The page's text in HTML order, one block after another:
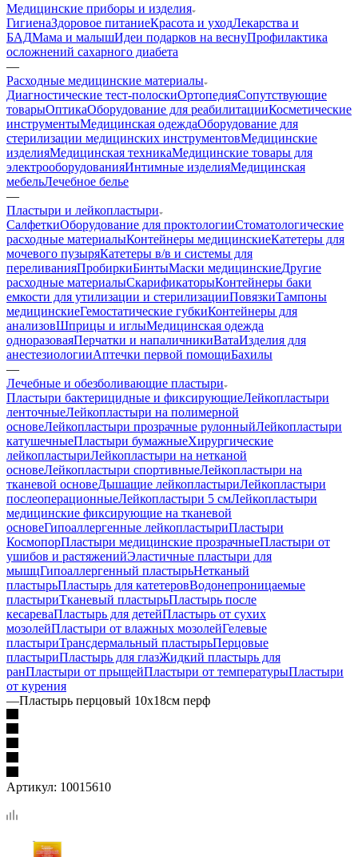
Медицинские приборы и изделия
ГигиенаЗдоровое питаниеКрасота и уходЛекарства и
БАДМама и малышИдеи подарков на веснуПрофилактика
осложнений сахарного диабета
—
Расходные медицинские материалы
Диагностические тест-полоскиОртопедияСопутствующие
товарыОптикаОборудование для реабилитацииКосметические
инструментыМедицинская одеждаОборудование для
стерилизации медицинских инструментовМедицинские
изделияМедицинская техникаМедицинские товары для
электрооборудованияИнтимные изделияМедицинская
мебельЛечебное белье
—
Пластыри и лейкопластыри
СалфеткиОборудование для проктологииСтоматологические
расходные материалыКонтейнеры медицинскиеКатетеры для
мочевого пузыряКатетеры в/в и системы для
переливанияПробиркиБинтыМаски медицинскиеДругие
расходные материалыСкарификаторыКонтейнеры баки
емкости для утилизации и стерилизацииПовязкиТампоны
медицинскиеГемостатические губкиКонтейнеры для
анализовШприцы и иглыМедицинская одежда
одноразоваяПерчатки и напаличникиВатаИзделия для
анестезиологииАптечки первой помощиБахилы
—
Лечебные и обезболивающие пластыри
Пластыри бактерицидные и фиксирующиеЛейкопластыри
ленточныеЛейкопластыри на полимерной
основеЛейкопластыри прозрачные рулонныйЛейкопластыри
катушечныеПластыри бумажныеХирургические
лейкопластыриЛейкопластыри на нетканой
основеЛейкопластыри спортивныеЛейкопластыри на
тканевой основеДышащие лейкопластыриЛейкопластыри
послеоперационныеЛейкопластыри 5 смЛейкопластыри
медицинские фиксирующие на тканевой
основеГипоаллергенные лейкопластыриПластыри
КосмопорПластыри медицинские прозрачныеПластыри от
ушибов и растяженийЭластичные пластыри для
мышцГипоаллергенный пластырьНетканый
пластырьПластырь для катетеровВодонепроницаемые
пластыриТканевый пластырьПластырь после
кесареваПластырь для детейПластырь от сухих
мозолейПластыри от влажных мозолейГелевые
пластыриТрансдермальный пластырьПерцовые
пластыриПластырь для глазЖидкий пластырь для
ранПластыри от прыщейПластыри от температурыПластыри
от курения
—Пластырь перцовый 10х18см перф
Артикул: 10015610